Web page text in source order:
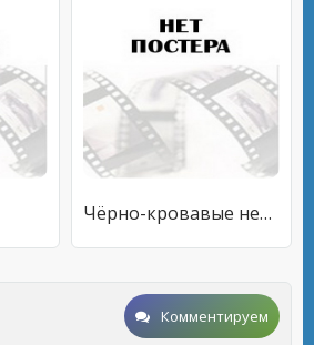
Чёрно-кровавые невесты Сатаны
Комментируем